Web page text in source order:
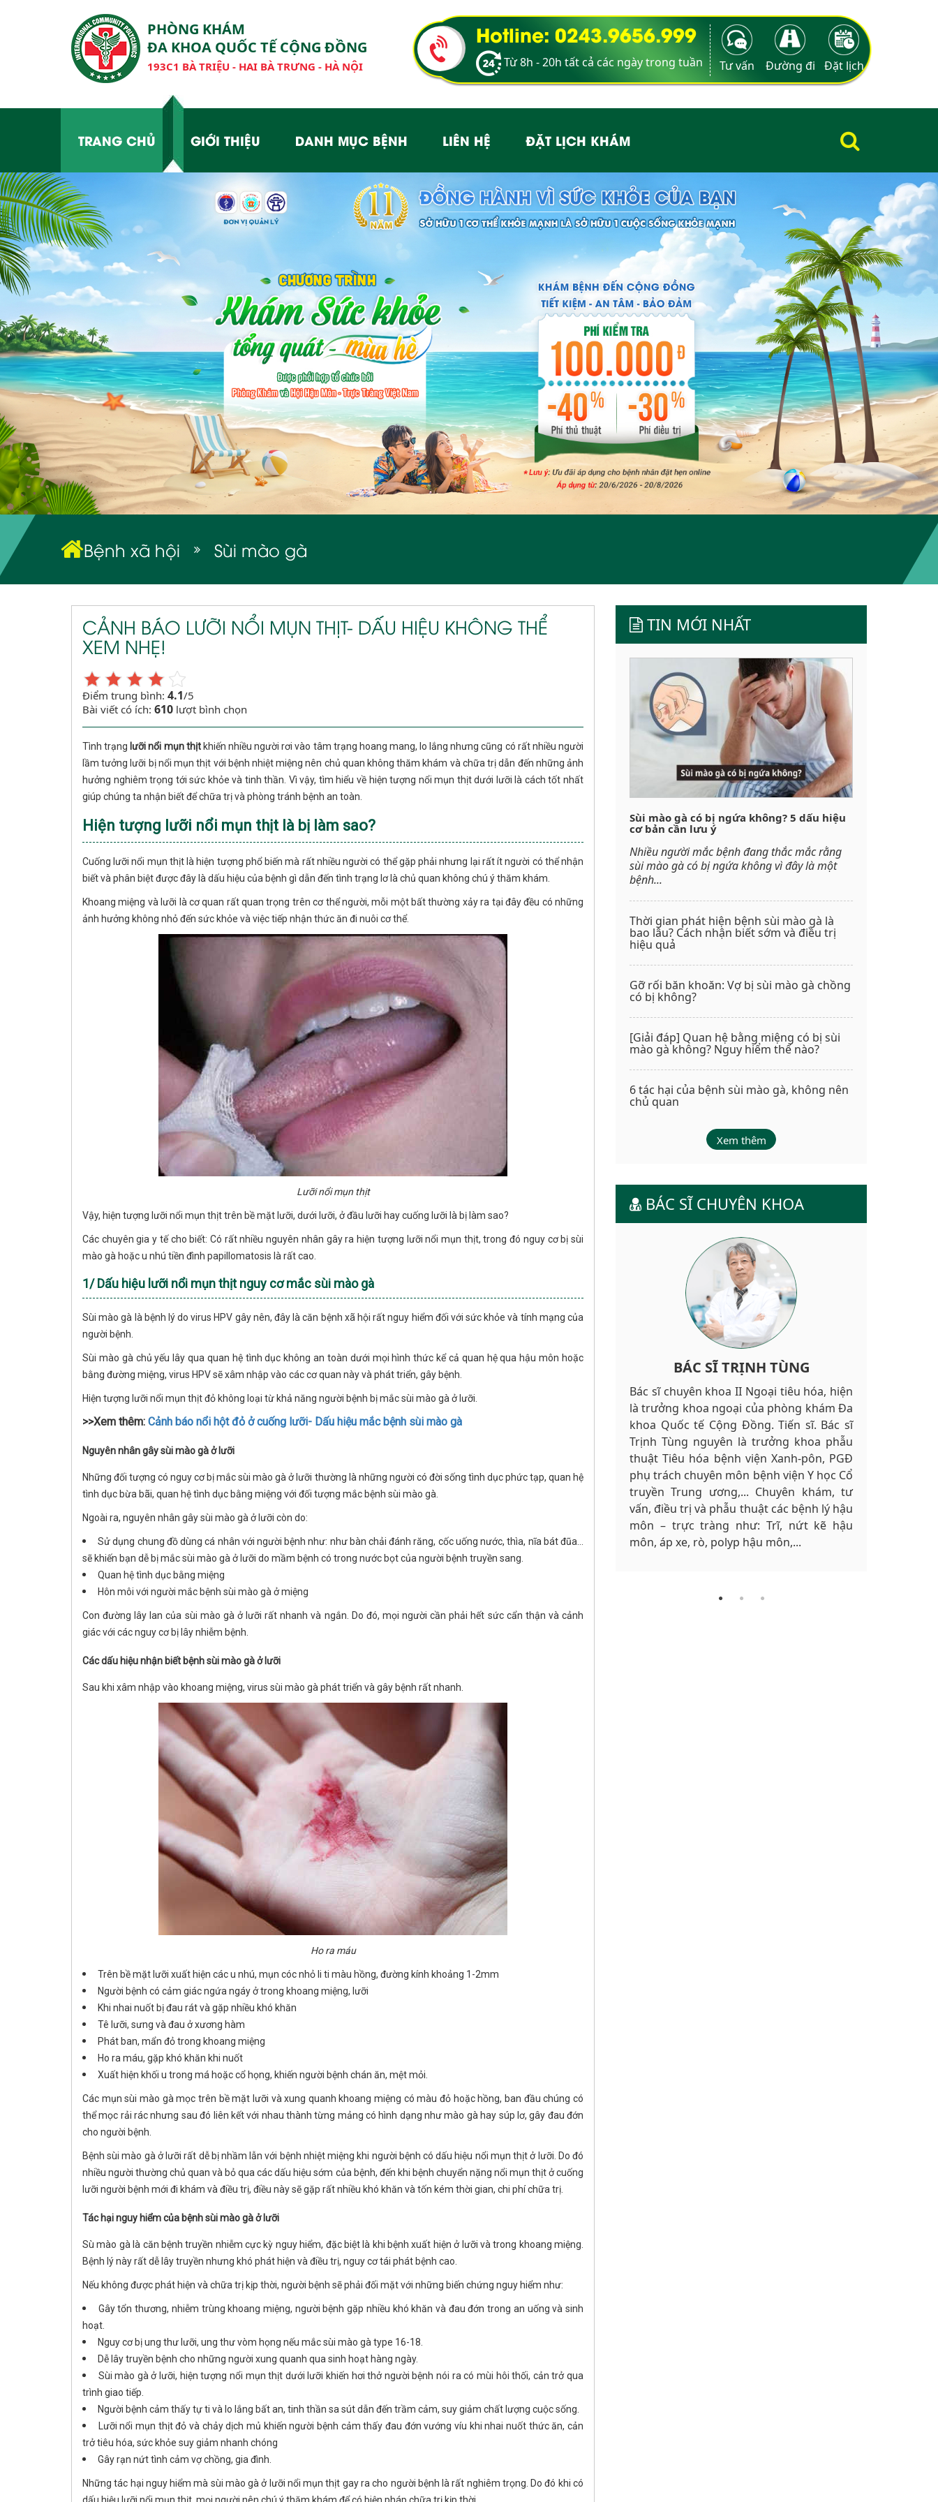
PHÒNG KHÁM
ĐA KHOA QUỐC TẾ CỘNG ĐỒNG
193C1 BÀ TRIỆU - HAI BÀ TRƯNG - HÀ NỘI
Hotline: 0243.9656.999
Từ 8h - 20h tất cả các ngày trong tuần Tư vấn Đường đi Đặt lịch
TRANG CHỦ GIỚI THIỆU DANH MỤC BỆNH LIÊN HỆ ĐẶT LỊCH KHÁM
Bệnh xã hội Sùi mào gà
CẢNH BÁO LƯỠI NỔI MỤN THỊT- DẤU HIỆU KHÔNG THỂ
XEM NHẸ!
Điểm trung bình: 4.1/5
Bài viết có ích: 610 lượt bình chọn
Tình trạng lưỡi nổi mụn thịtkhiến nhiều người rơi vào tâm trạng hoang mang, lo lắng nhưng cũng có rất nhiều người
lầm tưởng lưỡi bị nổi mụn thịt với bệnh nhiệt miệng nên chủ quan không thăm khám và chữa trị dẫn đến những ảnh
hưởng nghiêm trọng tới sức khỏe và tinh thần. Vì vậy, tìm hiểu về hiện tượng nổi mụn thịt dưới lưỡi là cách tốt nhất
giúp chúng ta nhận biết để chữa trị và phòng tránh bệnh an toàn.
Hiện tượng lưỡi nổi mụn thịt là bị làm sao?
Cuống lưỡi nổi mụn thịt là hiện tượng phổ biến mà rất nhiều người có thể gặp phải nhưng lại rất ít người có thể nhận
biết và phân biệt được đây là dấu hiệu của bệnh gì dẫn đến tình trạng lơ là chủ quan không chú ý thăm khám.
Khoang miệng và lưỡi là cơ quan rất quan trọng trên cơ thể người, mỗi một bất thường xảy ra tại đây đều có những
ảnh hưởng không nhỏ đến sức khỏe và việc tiếp nhận thức ăn đi nuôi cơ thể.
Lưỡi nổi mụn thịt
Vậy, hiện tượng lưỡi nổi mụn thịt trên bề mặt lưỡi, dưới lưỡi, ở đầu lưỡi hay cuống lưỡi là bị làm sao?
Các chuyên gia y tế cho biết: Có rất nhiều nguyên nhân gây ra hiện tượng lưỡi nổi mụn thịt, trong đó nguy cơ bị sùi
mào gà hoặc u nhú tiền đình papillomatosis là rất cao.
1/ Dấu hiệu lưỡi nổi mụn thịt nguy cơ mắc sùi mào gà
Sùi mào gà là bệnh lý do virus HPV gây nên, đây là căn bệnh xã hội rất nguy hiểm đối với sức khỏe và tính mạng của
người bệnh.
Sùi mào gà chủ yếu lây qua quan hệ tình dục không an toàn dưới mọi hình thức kể cả quan hệ qua hậu môn hoặc
bằng đường miệng, virus HPV sẽ xâm nhập vào các cơ quan này và phát triển, gây bệnh.
Hiện tượng lưỡi nổi mụn thịt đỏ không loại từ khả năng người bệnh bị mắc sùi mào gà ở lưỡi.
>>Xem thêm: Cảnh báo nổi hột đỏ ở cuống lưỡi- Dấu hiệu mắc bệnh sùi mào gà
Nguyên nhân gây sùi mào gà ở lưỡi
Những đối tượng có nguy cơ bị mắc sùi mào gà ở lưỡi thường là những người có đời sống tình dục phức tạp, quan hệ
tình dục bừa bãi, quan hệ tình dục bằng miệng với đối tượng mắc bệnh sùi mào gà.
Ngoài ra, nguyên nhân gây sùi mào gà ở lưỡi còn do:
Sử dụng chung đồ dùng cá nhân với người bệnh như: như bàn chải đánh răng, cốc uống nước, thìa, nĩa bát đũa…
sẽ khiến bạn dễ bị mắc sùi mào gà ở lưỡi do mầm bệnh có trong nước bọt của người bệnh truyền sang.
Quan hệ tình dục bằng miệng
Hôn môi với người mắc bệnh sùi mào gà ở miệng
Con đường lây lan của sùi mào gà ở lưỡi rất nhanh và ngắn. Do đó, mọi người cần phải hết sức cẩn thận và cảnh
giác với các nguy cơ bị lây nhiễm bệnh.
Các dấu hiệu nhận biết bệnh sùi mào gà ở lưỡi
Sau khi xâm nhập vào khoang miệng, virus sùi mào gà phát triển và gây bệnh rất nhanh.
Ho ra máu
Trên bề mặt lưỡi xuất hiện các u nhú, mụn cóc nhỏ li ti màu hồng, đường kính khoảng 1-2mm
Người bệnh có cảm giác ngứa ngáy ở trong khoang miệng, lưỡi
Khi nhai nuốt bị đau rát và gặp nhiều khó khăn
Tê lưỡi, sưng và đau ở xương hàm
Phát ban, mẩn đỏ trong khoang miệng
Ho ra máu, gặp khó khăn khi nuốt
Xuất hiện khối u trong má hoặc cổ họng, khiến người bệnh chán ăn, mệt mỏi.
Các mụn sùi mào gà mọc trên bề mặt lưỡi và xung quanh khoang miệng có màu đỏ hoặc hồng, ban đầu chúng có
thể mọc rải rác nhưng sau đó liên kết với nhau thành từng mảng có hình dạng như mào gà hay súp lơ, gây đau đớn
cho người bệnh.
Bệnh sùi mào gà ở lưỡi rất dễ bị nhầm lẫn với bệnh nhiệt miệng khi người bệnh có dấu hiệu nổi mụn thịt ở lưỡi. Do đó
nhiều người thường chủ quan và bỏ qua các dấu hiệu sớm của bệnh, đến khi bệnh chuyển nặng nổi mụn thịt ở cuống
lưỡi người bệnh mới đi khám và điều trị, điều này sẽ gặp rất nhiều khó khăn và tốn kém thời gian, chi phí chữa trị.
Tác hại nguy hiểm của bệnh sùi mào gà ở lưỡi
Sù mào gà là căn bệnh truyền nhiễm cực kỳ nguy hiểm, đặc biệt là khi bệnh xuất hiện ở lưỡi và trong khoang miệng.
Bệnh lý này rất dễ lây truyền nhưng khó phát hiện và điều trị, nguy cơ tái phát bệnh cao.
Nếu không được phát hiện và chữa trị kịp thời, người bệnh sẽ phải đối mặt với những biến chứng nguy hiểm như:
Gây tổn thương, nhiễm trùng khoang miệng, người bệnh gặp nhiều khó khăn và đau đớn trong an uống và sinh
hoạt.
Nguy cơ bị ung thư lưỡi, ung thư vòm họng nếu mắc sùi mào gà type 16-18.
Dễ lây truyền bệnh cho những người xung quanh qua sinh hoạt hàng ngày.
Sùi mào gà ở lưỡi, hiện tượng nổi mụn thịt dưới lưỡi khiến hơi thở người bệnh nói ra có mùi hôi thối, cản trở qua
trình giao tiếp.
Người bệnh cảm thấy tự ti và lo lắng bất an, tinh thần sa sút dẫn đến trầm cảm, suy giảm chất lượng cuộc sống.
Lưỡi nổi mụn thịt đỏ và chảy dịch mủ khiến người bệnh cảm thấy đau đớn vướng víu khi nhai nuốt thức ăn, cản
trở tiêu hóa, sức khỏe suy giảm nhanh chóng
Gây rạn nứt tình cảm vợ chồng, gia đình.
Những tác hại nguy hiểm mà sùi mào gà ở lưỡi nổi mụn thịt gay ra cho người bệnh là rất nghiêm trọng. Do đó khi có
TIN MỚI NHẤT
Sùi mào gà có bị ngứa không? 5 dấu hiệu
cơ bản cần lưu ý
Nhiều người mắc bệnh đang thắc mắc rằng
sùi mào gà có bị ngứa không vì đây là một
bệnh...
Thời gian phát hiện bệnh sùi mào gà là
bao lâu? Cách nhận biết sớm và điều trị
hiệu quả
Gỡ rối băn khoăn: Vợ bị sùi mào gà chồng
có bị không?
[Giải đáp] Quan hệ bằng miệng có bị sùi
mào gà không? Nguy hiểm thế nào?
6 tác hại của bệnh sùi mào gà, không nên
chủ quan
Xem thêm
BÁC SĨ CHUYÊN KHOA
BÁC SĨ TRỊNH TÙNG
Bác sĩ chuyên khoa II Ngoại tiêu hóa, hiện
là trưởng khoa ngoại của phòng khám Đa
khoa Quốc tế Cộng Đồng. Tiến sĩ. Bác sĩ
Trịnh Tùng nguyên là trưởng khoa phẫu
thuật Tiêu hóa bệnh viện Xanh-pôn, PGĐ
phụ trách chuyên môn bệnh viện Y học Cổ
truyền Trung ương,... Chuyên khám, tư
vấn, điều trị và phẫu thuật các bệnh lý hậu
môn – trực tràng như: Trĩ, nứt kẽ hậu
môn, áp xe, rò, polyp hậu môn,...
BÁC SĨ NGUYỄN VĂN CHÂU
Đại tá, bác sĩ chuyên khoa II Nguyễn Văn
Châu, hiện là bác sĩ xuất sắc của phòng
khám Đa khoa Quốc tế Cộng Đồng. Đại tá,
bác sĩ Nguyễn Văn Châu từng là Nguyên
Chủ nhiệm khoa Ngoại bệnh viện Quân
đội 354, từng có nhiều năm chăm sóc, sức
khỏe cán bộ tại quần đảo Trường Sa. Bác
sĩ Châu hiện đang khám, tư vấn và điều trị
các bệnh lý ở hậu môn như: Trĩ, nứt kẽ
hậu môn, áp xe, rò, polyp hậu môn..
BÁC SĨ NGÔ VIỆT THÀNH
Bác sĩ chuyên khoa II Ngoại tiêu hóa Ngô
Việt Thành là một trong những bác sĩ
được nhiều người bệnh chọn lựa, đặt hẹn
trước tại Đa khoa Quốc tế Cộng Đồng.
Bác sĩ Ngô Việt Thành từng là bác sĩ khoa
Ngoại của bệnh viện Việt Đức, phó trưởng
khoa Ngoại bệnh viện Phổi Trung ương,
chủ nhiệm bộ môn Ngoại của trường Đại
học Y… Sở trường của bác Thành là thực
hiện cắt trĩ đồng thời chữa các bệnh ở hậu